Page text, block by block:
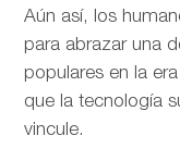
Aún así, los
para abrazar una
populares en la
que la tecnología
vincule.